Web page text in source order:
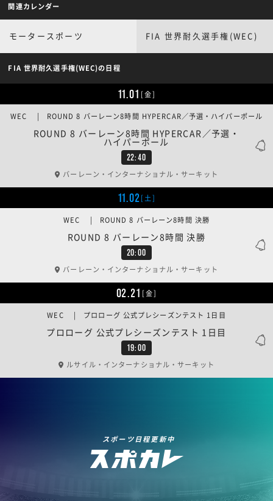
関連カレンダー
モータースポーツ FIA 世界耐久選手権(WEC)
FIA 世界耐久選手権(WEC)の日程
11.01 [金]
22:40
ROUND 8 バーレーン8時間 HYPERCAR／予選・
ハイパーポール
WEC | ROUND 8 バーレーン8時間 HYPERCAR／予選・ハイパーポール
バーレーン・インターナショナル・サーキット
11.02[土]
20:00
ROUND 8 バーレーン8時間 決勝
WEC | ROUND 8 バーレーン8時間 決勝
バーレーン・インターナショナル・サーキット
02.21 [金]
19:00
プロローグ 公式プレシーズンテスト 1日目
WEC | プロローグ 公式プレシーズンテスト 1日目
ルサイル・インターナショナル・サーキット
スポーツ日程更新中